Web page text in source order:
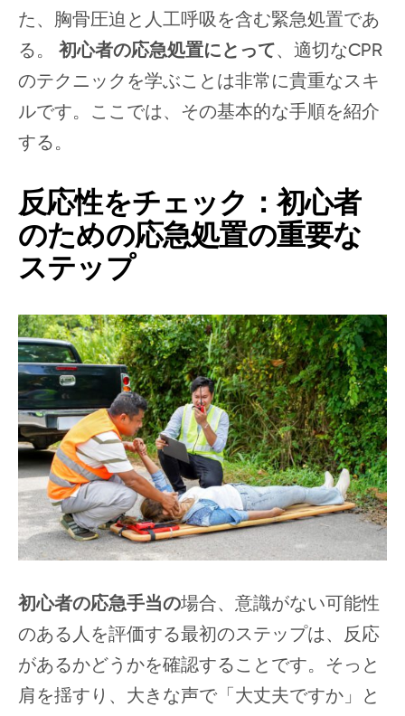
た、胸骨圧迫と人工呼吸を含む緊急処置であ
る。
初心者の応急処置にとって、適切なCPR
のテクニックを学ぶことは非常に貴重なスキ
ルです。ここでは、その基本的な手順を紹介
する。
反応性をチェック：初心者
のための応急処置の重要な
ステップ
初心者の応急手当の場合、意識がない可能性
のある人を評価する最初のステップは、反応
があるかどうかを確認することです。そっと
肩を揺すり、大きな声で「大丈夫ですか」と